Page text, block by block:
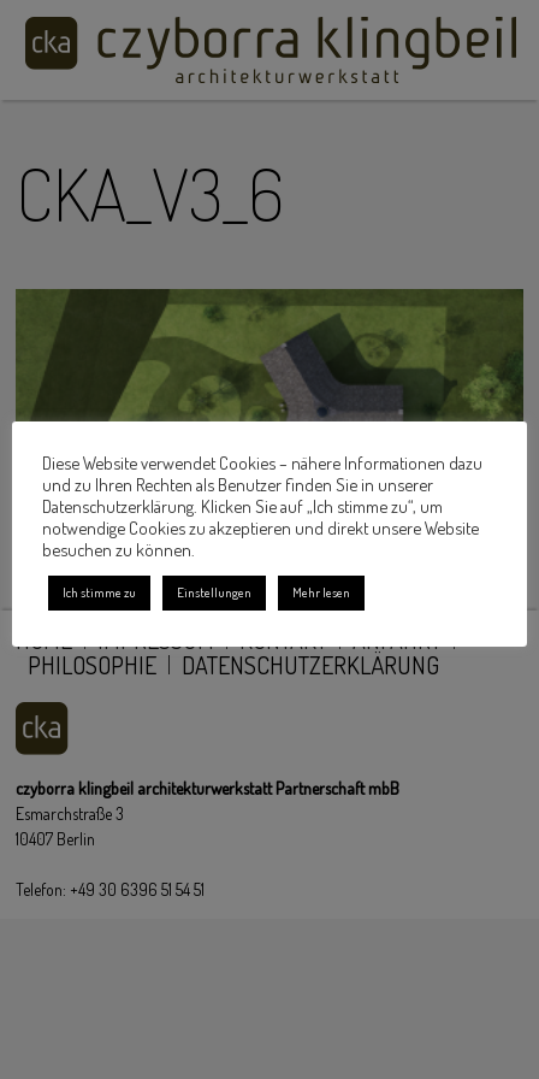
CKA_V3_6
HOME IMPRESSUM KONTAKT
ANFAHRT
PHILOSOPHIE
DATENSCHUTZERKLÄRUNG
czyborra klingbeil architekturwerkstatt Partnerschaft mbB
Esmarchstraße 3
10407 Berlin
Telefon: +49 30 6396 51 54 51
Diese Website verwendet Cookies – nähere Informationen dazu
und zu Ihren Rechten als Benutzer finden Sie in unserer
Datenschutzerklärung. Klicken Sie auf „Ich stimme zu“, um
notwendige Cookies zu akzeptieren und direkt unsere Website
besuchen zu können.
Ich stimme zu Einstellungen Mehr lesen